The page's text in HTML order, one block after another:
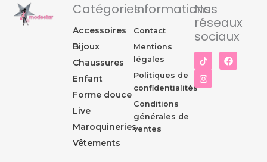
Catégories
Accessoires
Bijoux
Chaussures
Enfant
Forme douce
Live
Maroquineries
Vêtements
Informations
Contact
Mentions
légales
Politiques de
confidentialités
Conditions
générales de
ventes
Nos
réseaux
sociaux
F
a
c
I
n
s
t
a